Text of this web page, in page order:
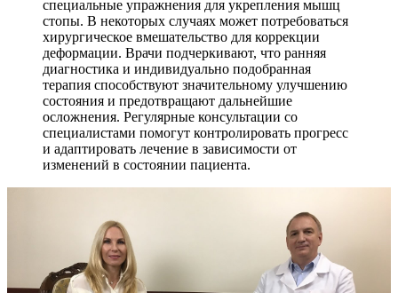
специальные упражнения для укрепления мышц
стопы. В некоторых случаях может потребоваться
хирургическое вмешательство для коррекции
деформации. Врачи подчеркивают, что ранняя
диагностика и индивидуально подобранная
терапия способствуют значительному улучшению
состояния и предотвращают дальнейшие
осложнения. Регулярные консультации со
специалистами помогут контролировать прогресс
и адаптировать лечение в зависимости от
изменений в состоянии пациента.